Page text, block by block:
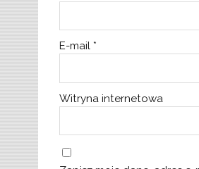
E-mail *
Witryna internetowa